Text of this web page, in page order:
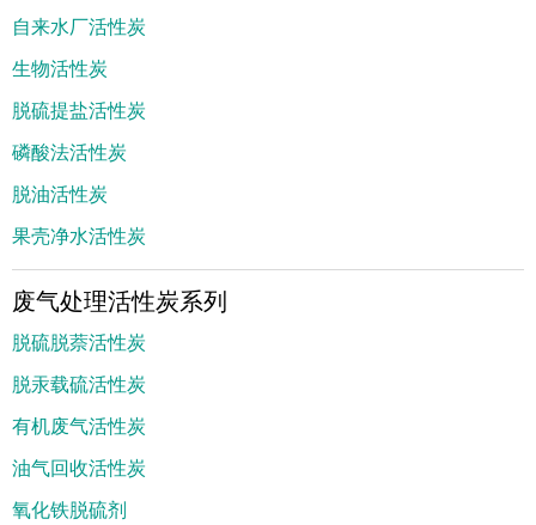
自来水厂活性炭
生物活性炭
脱硫提盐活性炭
磷酸法活性炭
脱油活性炭
果壳净水活性炭
废气处理活性炭系列
脱硫脱萘活性炭
脱汞载硫活性炭
有机废气活性炭
油气回收活性炭
氧化铁脱硫剂